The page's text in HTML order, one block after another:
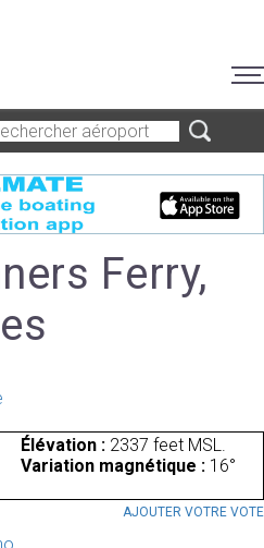
Ferry,
Élévation : 2337 feet MSL.
Variation magnétique : 16°
AJOUTER VOTRE VOTE